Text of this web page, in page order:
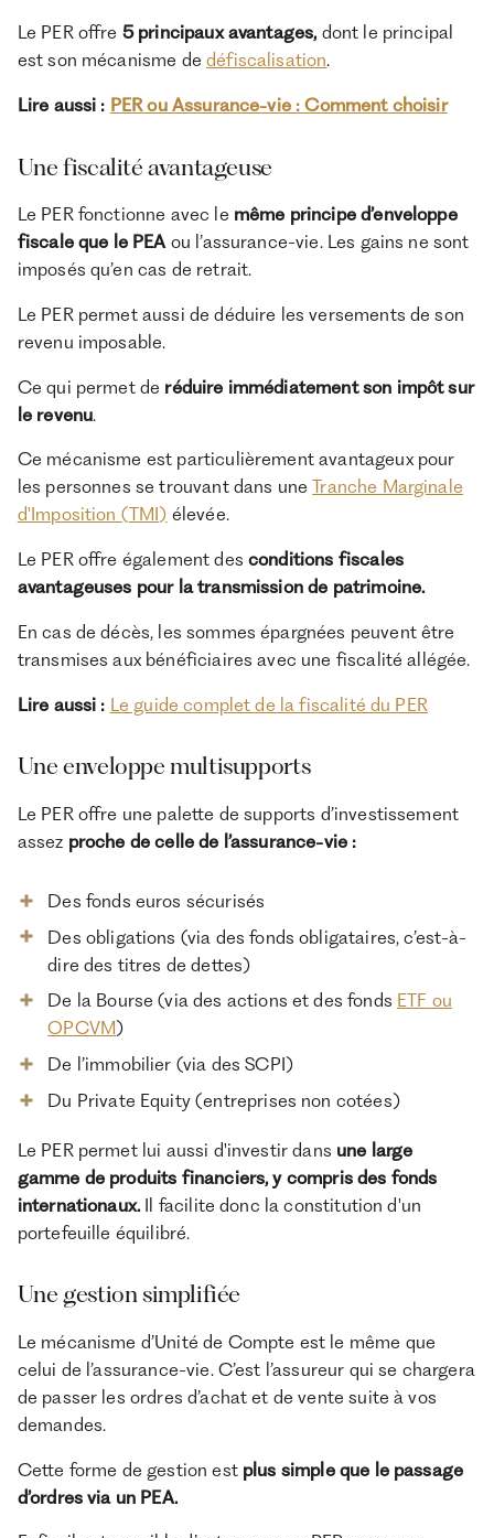
Le PER offre 5 principaux avantages, dont le principal
est son mécanisme dedéfiscalisation.
Lire aussi : PER ou Assurance-vie : Comment choisir
Une fiscalité avantageuse
Le PER fonctionne avec le même principe d’enveloppe
fiscale que le PEA ou l’assurance-vie. Les gains ne sont
imposés qu’en cas de retrait.
Le PER permet aussi de déduire les versements de son
revenu imposable.
Ce qui permet de réduire immédiatement son impôt sur
le revenu.
Ce mécanisme est particulièrement avantageux pour
les personnes se trouvant dans uneTranche Marginale
d'Imposition (TMI) élevée.
Le PER offre également des conditions fiscales
avantageuses pour la transmission de patrimoine.
En cas de décès, les sommes épargnées peuvent être
transmises aux bénéficiaires avec une fiscalité allégée.
Lire aussi : Le guide complet de la fiscalité du PER
Une enveloppe multisupports
Le PER offre une palette de supports d’investissement
assez proche de celle de l’assurance-vie :
Des fonds euros sécurisés
Des obligations (via des fonds obligataires, c’est-à-
dire des titres de dettes)
De la Bourse (via des actions et des fonds ETF ou
OPCVM)
De l’immobilier (via des SCPI)
Du Private Equity (entreprises non cotées)
Le PER permet lui aussi d'investir dans une large
gamme de produits financiers, y compris des fonds
internationaux. Il facilite donc la constitution d'un
portefeuille équilibré.
Une gestion simplifiée
Le mécanisme d’Unité de Compte est le même que
celui de l’assurance-vie. C’est l’assureur qui se chargera
de passer les ordres d’achat et de vente suite à vos
demandes.
Cette forme de gestion estplus simple que le passage
d’ordres via un PEA.